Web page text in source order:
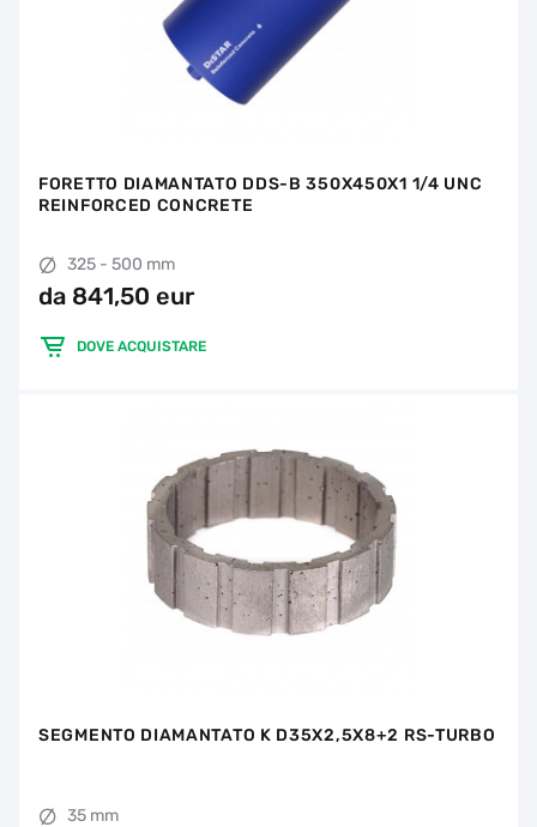
FORETTO DIAMANTATO DDS-B 350X450X1 1/4 UNC
REINFORCED CONCRETE
325 - 500 mm
da 841,50 eur
DOVE ACQUISTARE
SEGMENTO DIAMANTATO K D35X2,5X8+2 RS-TURBO
35 mm